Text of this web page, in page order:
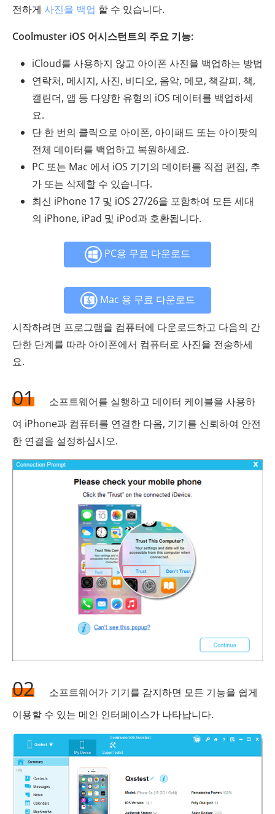
전하게 사진을 백업 할 수 있습니다.
Coolmuster iOS 어시스턴트의 주요 기능:
iCloud를 사용하지 않고 아이폰 사진을 백업하는 방법
연락처, 메시지, 사진, 비디오, 음악, 메모, 책갈피, 책,
캘린더, 앱 등 다양한 유형의 iOS 데이터를 백업하세
요.
단 한 번의 클릭으로 아이폰, 아이패드 또는 아이팟의
전체 데이터를 백업하고 복원하세요.
PC 또는 Mac 에서 iOS 기기의 데이터를 직접 편집, 추
가 또는 삭제할 수 있습니다.
최신 iPhone 17 및 iOS 27/26을 포함하여 모든 세대
의 iPhone, iPad 및 iPod과 호환됩니다.
PC용 무료 다운로드
Mac 용 무료 다운로드
시작하려면 프로그램을 컴퓨터에 다운로드하고 다음의 간
단한 단계를 따라 아이폰에서 컴퓨터로 사진을 전송하세
요.
01
소프트웨어를 실행하고 데이터 케이블을 사용하
여 iPhone과 컴퓨터를 연결한 다음, 기기를 신뢰하여 안전
한 연결을 설정하십시오.
02
소프트웨어가 기기를 감지하면 모든 기능을 쉽게
이용할 수 있는 메인 인터페이스가 나타납니다.